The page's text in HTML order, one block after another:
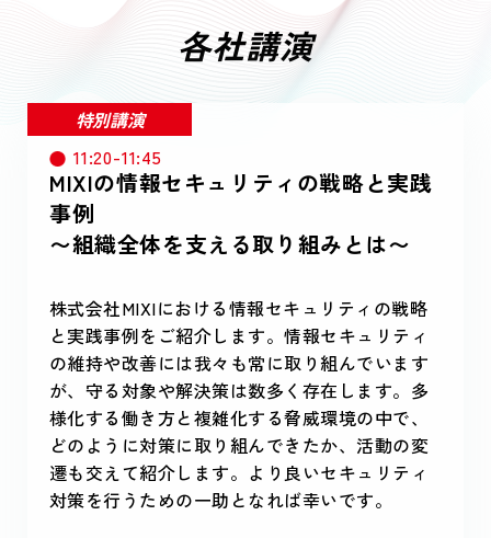
各社講演
特別講演
11:20-11:45
MIXIの情報セキュリティの戦略と実践
事例
〜組織全体を支える取り組みとは〜
株式会社MIXIにおける情報セキュリティの戦略
と実践事例をご紹介します。情報セキュリティ
の維持や改善には我々も常に取り組んでいます
が、守る対象や解決策は数多く存在します。多
様化する働き方と複雑化する脅威環境の中で、
どのように対策に取り組んできたか、活動の変
遷も交えて紹介します。より良いセキュリティ
対策を行うための一助となれば幸いです。